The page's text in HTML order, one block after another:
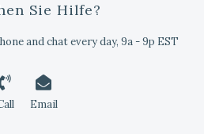
Sie Hilfe?
and chat every day, 9a - 9p EST
Email